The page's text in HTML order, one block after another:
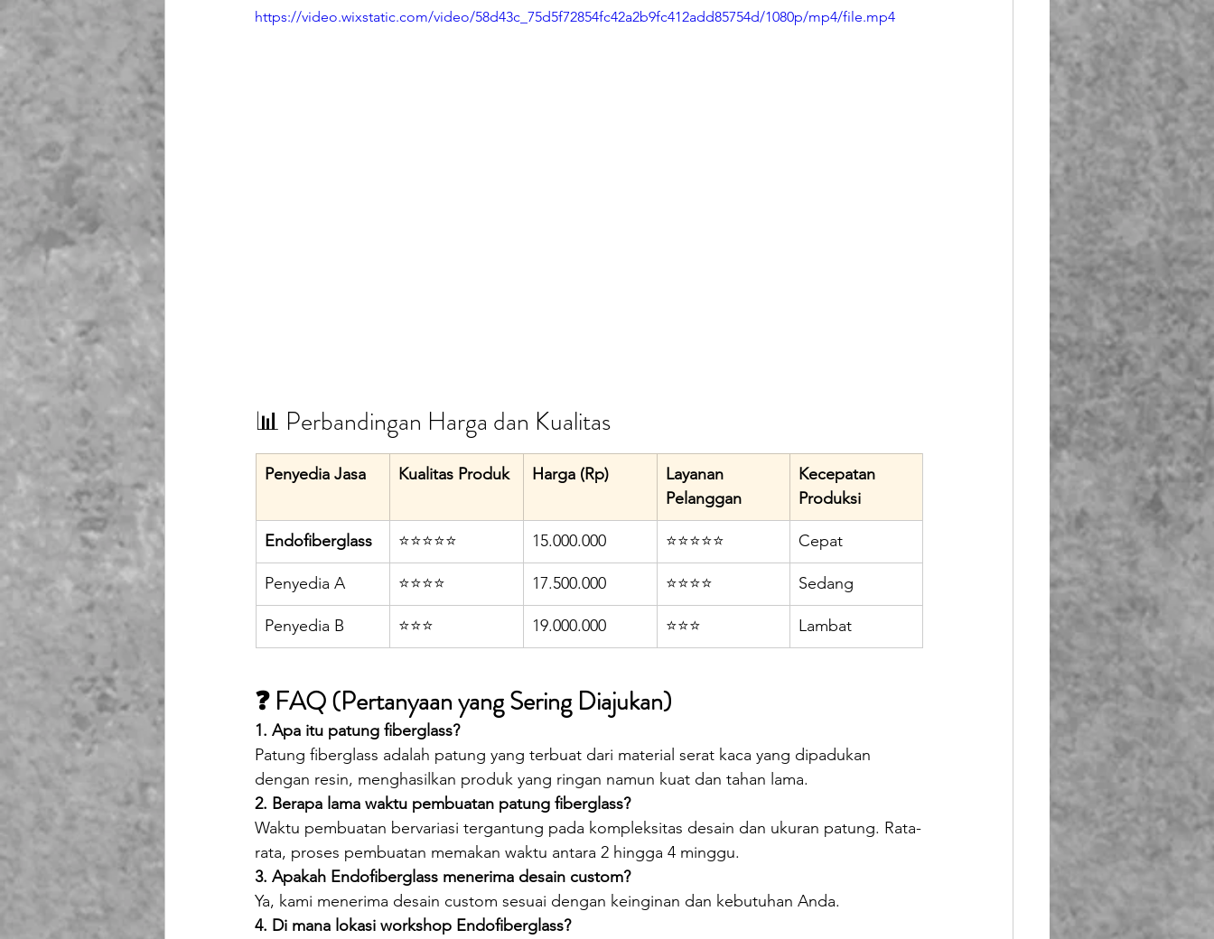
https://video.wixstatic.com/video/58d43c_75d5f72854fc42a2b9fc412add85754d/1080p/mp4/file.mp4
📊 Perbandingan Harga dan Kualitas
Penyedia Jasa Kualitas Produk Harga (Rp)
Layanan
Pelanggan
Kecepatan
Produksi
Endofiberglass ⭐⭐⭐⭐⭐ 15.000.000 ⭐⭐⭐⭐⭐ Cepat
Penyedia A ⭐⭐⭐⭐ 17.500.000 ⭐⭐⭐⭐ Sedang
Penyedia B ⭐⭐⭐ 19.000.000 ⭐⭐⭐ Lambat
❓ FAQ (Pertanyaan yang Sering Diajukan)
1. Apa itu patung fiberglass?
Patung fiberglass adalah patung yang terbuat dari material serat kaca yang dipadukan
dengan resin, menghasilkan produk yang ringan namun kuat dan tahan lama.
2. Berapa lama waktu pembuatan patung fiberglass?
Waktu pembuatan bervariasi tergantung pada kompleksitas desain dan ukuran patung. Rata-
rata, proses pembuatan memakan waktu antara 2 hingga 4 minggu.
3. Apakah Endofiberglass menerima desain custom?
Ya, kami menerima desain custom sesuai dengan keinginan dan kebutuhan Anda.
4. Di mana lokasi workshop Endofiberglass?